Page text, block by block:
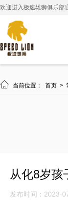
欢迎进入极速雄狮俱乐部
 当前位置： 首页 >
从化8岁孩
发布时间：2023-